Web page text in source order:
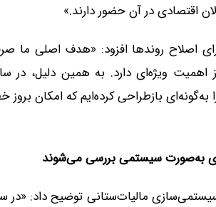
اقتصادی در آن حضور دارند.»
اصلاح روندها افزود: «هدف اصلی ما
ویژه‌ای دارد. به همین دلیل، در
به‌گونه‌ای بازطراحی کرده‌ایم که امکان
به‌صورت سیستمی بررسی می‌شوند
سیستمی‌سازی مالیات‌ستانی توضیح داد: